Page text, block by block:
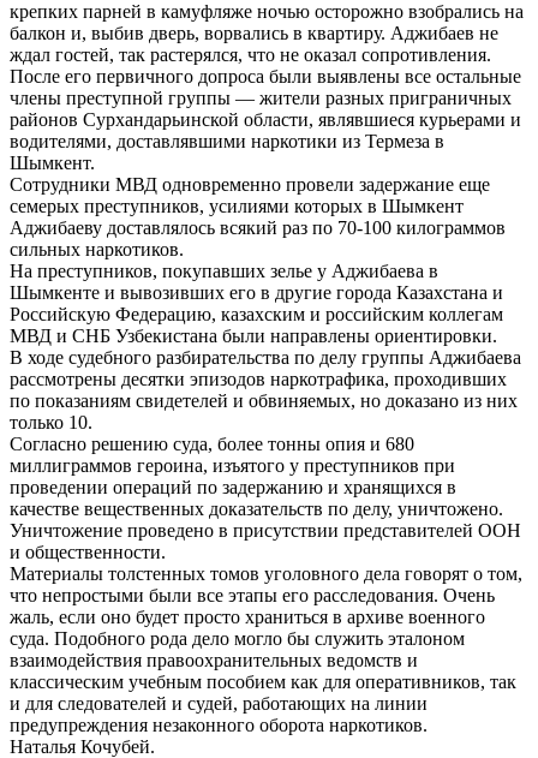
крепких парней в камуфляже ночью осторожно взобрались на
балкон и, выбив дверь, ворвались в квартиру. Аджибаев не
ждал гостей, так растерялся, что не оказал сопротивления.
После его первичного допроса были выявлены все остальные
члены преступной группы — жители разных приграничных
районов Сурхандарьинской области, являвшиеся курьерами и
водителями, доставлявшими наркотики из Термеза в
Шымкент.
Сотрудники МВД одновременно провели задержание еще
семерых преступников, усилиями которых в Шымкент
Аджибаеву доставлялось всякий раз по 70-100 килограммов
сильных наркотиков.
На преступников, покупавших зелье у Аджибаева в
Шымкенте и вывозивших его в другие города Казахстана и
Российскую Федерацию, казахским и российским коллегам
МВД и СНБ Узбекистана были направлены ориентировки.
В ходе судебного разбирательства по делу группы Аджибаева
рассмотрены десятки эпизодов наркотрафика, проходивших
по показаниям свидетелей и обвиняемых, но доказано из них
только 10.
Согласно решению суда, более тонны опия и 680
миллиграммов героина, изъятого у преступников при
проведении операций по задержанию и хранящихся в
качестве вещественных доказательств по делу, уничтожено.
Уничтожение проведено в присутствии представителей ООН
и общественности.
Материалы толстенных томов уголовного дела говорят о том,
что непростыми были все этапы его расследования. Очень
жаль, если оно будет просто храниться в архиве военного
суда. Подобного рода дело могло бы служить эталоном
взаимодействия правоохранительных ведомств и
классическим учебным пособием как для оперативников, так
и для следователей и судей, работающих на линии
предупреждения незаконного оборота наркотиков.
Наталья Кочубей.